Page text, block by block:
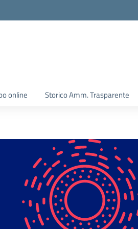
online Storico Amm. Trasparente